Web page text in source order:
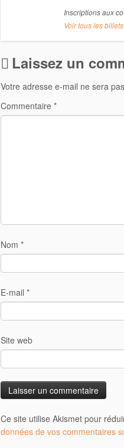
Inscriptions aux
Voir tous les
Laissez un
Votre adresse e-mail ne sera
Commentaire *
Nom *
E-mail *
Site web
Ce site utilise Akismet pour
données de vos commentaires